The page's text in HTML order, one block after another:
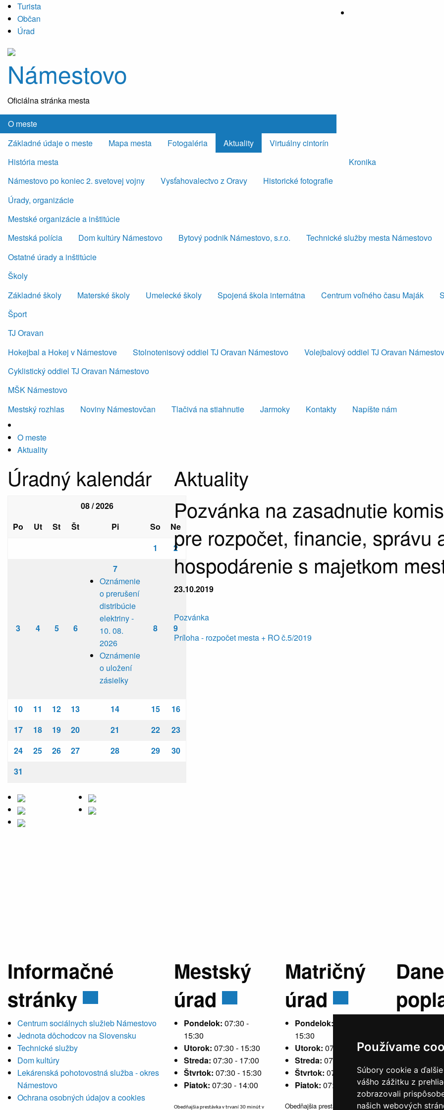
Používame
Súbory cookie a
vášho zážitku z
zobrazovali
našich webových
Turista
Občan
Úrad
Námestovo
Oficiálna stránka mesta
O meste
Základné údaje o meste
Mapa mesta Fotogaléria Aktuality
Virtuálny cintorín
História mesta
Námestovo po koniec 2. svetovej vojny
Vysťahovalectvo z Oravy Historické fotografie
Kronika
Úrady, organizácie
Mestské organizácie a inštitúcie
Mestská polícia
Dom kultúry Námestovo Bytový podnik Námestovo, s.r.o. Technické služby mesta Námestovo
Ostatné úrady a inštitúcie
Školy
Základné školy
Materské školy Umelecké školy Spojená škola internátna Centrum voľného času Maják
Šport
TJ Oravan
Hokejbal a Hokej v Námestove
Stolnotenisový oddiel TJ Oravan Námestovo Volejbalový oddiel TJ Oravan
Cyklistický oddiel TJ Oravan Námestovo
MŠK Námestovo
Mestský rozhlas
Noviny Námestovčan Tlačivá na stiahnutie Jarmoky Kontakty Napíšte nám
O meste
Aktuality
Úradný kalendár
08 / 2026
Po
Ut St Št Pi So
Ne
1
2
3 4 5 6
7
Oznámenie
o prerušení
distribúcie
elektriny -
10. 08.
2026
Oznámenie
o uložení
zásielky
8 9
10 11 12 13 14 15
16
17
18 19 20 21 22
23
24
25 26 27 28 29
30
31
Aktuality
Pozvánka na zasadnutie
pre rozpočet, financie, správu
hospodárenie s majetkom
23.10.2019
Pozvánka
Príloha - rozpočet mesta + RO č.5/2019
Informačné
stránky
Centrum sociálnych služieb Námestovo
Jednota dôchodcov na Slovensku
Technické služby
Dom kultúry
Lekárenská pohotovostná služba - okres
Námestovo
Ochrana osobných údajov a cookies
Mestský
úrad
Pondelok: 07:30 -
15:30
Utorok: 07:30 - 15:30
Streda: 07:30 - 17:00
Štvrtok: 07:30 - 15:30
Piatok: 07:30 - 14:00
Obedňajšia prestávka v trvaní 30 minút v
Matričný
úrad
Pondelok:
15:30
Utorok: 07:30 - 15:30
Streda: 07:30 - 17:00
Štvrtok: 07:30 - 15:30
Piatok: 07:30 - 14:00
Obedňajšia prestávka v trvaní 30
Utorok:
Streda:
Štvrtok: